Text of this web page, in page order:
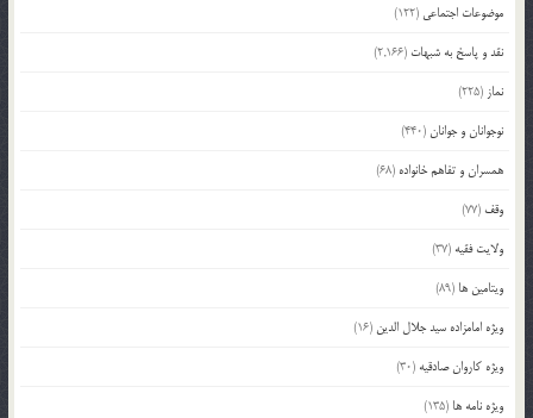
موضوعات اجتماعی (122)
نقد و پاسخ به شبهات (2,166)
نماز (225)
نوجوانان و جوانان(440)
همسران و تفاهم خانواده (68)
وقف (77)
ولایت فقیه (37)
ویتامین ها (89)
ویژه امامزاده سید جلال الدین (16)
ویژه کاروان صادقیه (30)
ویژه نامه ها (135)